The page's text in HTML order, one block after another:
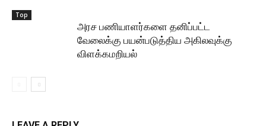
Top
அரச பணியாளர்களை தனிப்பட்ட
வேலைக்கு பயன்படுத்திய அகிலவுக்கு
விளக்கமறியல்